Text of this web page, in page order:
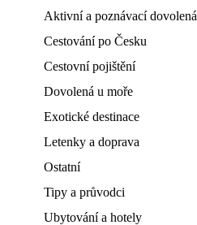
Aktivní a poznávací dovolená
Cestování po Česku
Cestovní pojištění
Dovolená u moře
Exotické destinace
Letenky a doprava
Ostatní
Tipy a průvodci
Ubytování a hotely